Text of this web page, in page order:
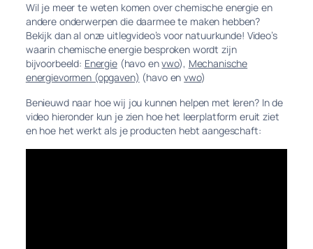
Wil je meer te weten komen over chemische energie en
andere onderwerpen die daarmee te maken hebben?
Bekijk dan al onze uitlegvideo’s voor natuurkunde! Video’s
waarin chemische energie besproken wordt zijn
bijvoorbeeld: Energie(havo envwo), Mechanische
energievormen (opgaven) (havo envwo)
Benieuwd naar hoe wij jou kunnen helpen met leren? In de
video hieronder kun je zien hoe het leerplatform eruit ziet
en hoe het werkt als je producten hebt aangeschaft: